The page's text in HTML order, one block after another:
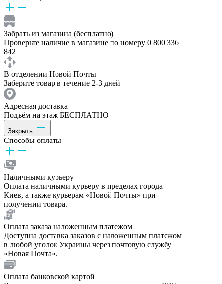
Забрать из магазина (бесплатно)
Проверьте наличие в магазине по номеру 0 800 336
842
В отделении Новой Почты
Заберите товар в течение 2-3 дней
Адресная доставка
Подъём на этаж БЕСПЛАТНО
Закрыть
Способы оплаты
Наличными курьеру
Оплата наличными курьеру в пределах города
Киев, а также курьерам «Новой Почты» при
получении товара.
Оплата заказа наложенным платежом
Доступна доставка заказов с наложенным платежом
в любой уголок Украины через почтовую службу
«Новая Почта».
Оплата банковской картой